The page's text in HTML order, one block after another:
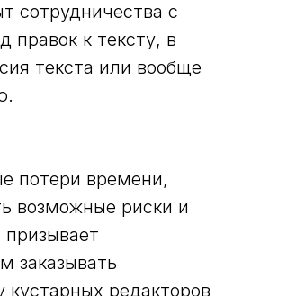
сотрудничества с
правок к тексту, в
текста или вообще
потери времени,
возможные риски и
заказывать
кустарных редакторов